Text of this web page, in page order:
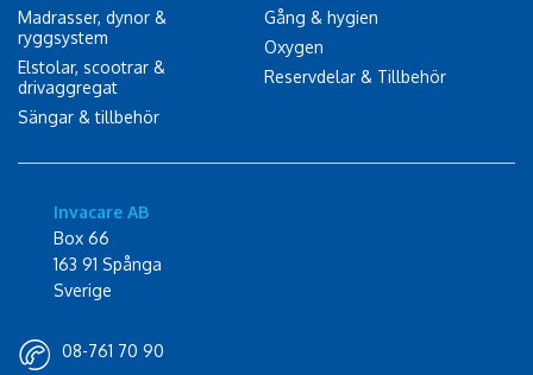
Madrasser, dynor &
ryggsystem
Elstolar, scootrar &
drivaggregat
Sängar & tillbehör
Gång & hygien
Oxygen
Reservdelar & Tillbehör
Invacare AB
Box 66
163 91 Spånga
Sverige
08-761 70 90